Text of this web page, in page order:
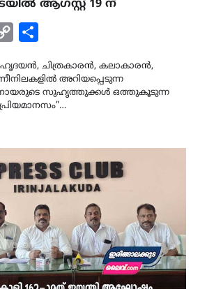
ആഗസ്റ്റ് 19 ന്
Copy
ചിത്രകാരൻ, കലാകാരൻ,
അറിയപ്പെടുന്ന
സുഹൃത്തുക്കൾ ഒത്തുകൂടുന്ന